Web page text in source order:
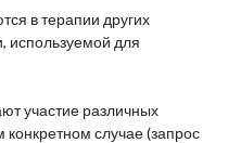
в терапии других
используемой для
участие различных
случае (запрос